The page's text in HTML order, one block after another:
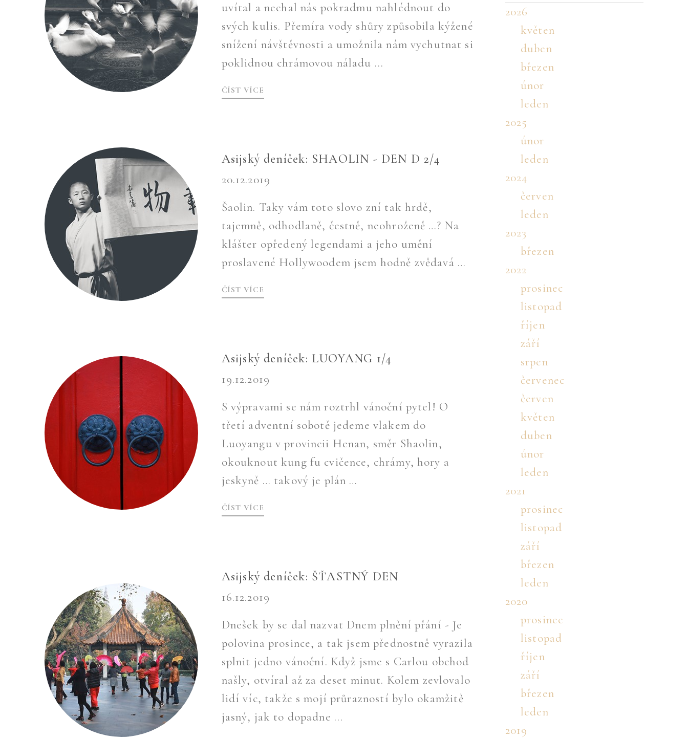
uvítal a nechal nás pokradmu nahlédnout do
svých kulis. Přemíra vody shůry způsobila kýžené
snížení návštěvnosti a umožnila nám vychutnat si
poklidnou chrámovou náladu ...
ČÍST VÍCE
Asijský deníček: SHAOLIN - DEN D 2/4
20.12.2019
Šaolin. Taky vám toto slovo zní tak hrdě,
tajemně, odhodlaně, čestně, neohroženě …? Na
klášter opředený legendami a jeho umění
proslavené Hollywoodem jsem hodně zvědavá …
ČÍST VÍCE
Asijský deníček: LUOYANG 1/4
19.12.2019
S výpravami se nám roztrhl vánoční pytel! O
třetí adventní sobotě jedeme vlakem do
Luoyangu v provincii Henan, směr Shaolin,
okouknout kung fu cvičence, chrámy, hory a
jeskyně … takový je plán …
ČÍST VÍCE
Asijský deníček: ŠŤASTNÝ DEN
16.12.2019
Dnešek by se dal nazvat Dnem plnění přání - Je
polovina prosince, a tak jsem přednostně vyrazila
splnit jedno vánoční. Když jsme s Carlou obchod
našly, otvíral až za deset minut. Kolem zevlovalo
lidí víc, takže s mojí průrazností bylo okamžitě
jasný, jak to dopadne ...
2026
květen
duben
březen
únor
leden
2025
únor
leden
2024
červen
leden
2023
březen
2022
prosinec
listopad
říjen
září
srpen
červenec
červen
květen
duben
únor
leden
2021
prosinec
listopad
září
březen
leden
2020
prosinec
listopad
říjen
září
březen
leden
2019